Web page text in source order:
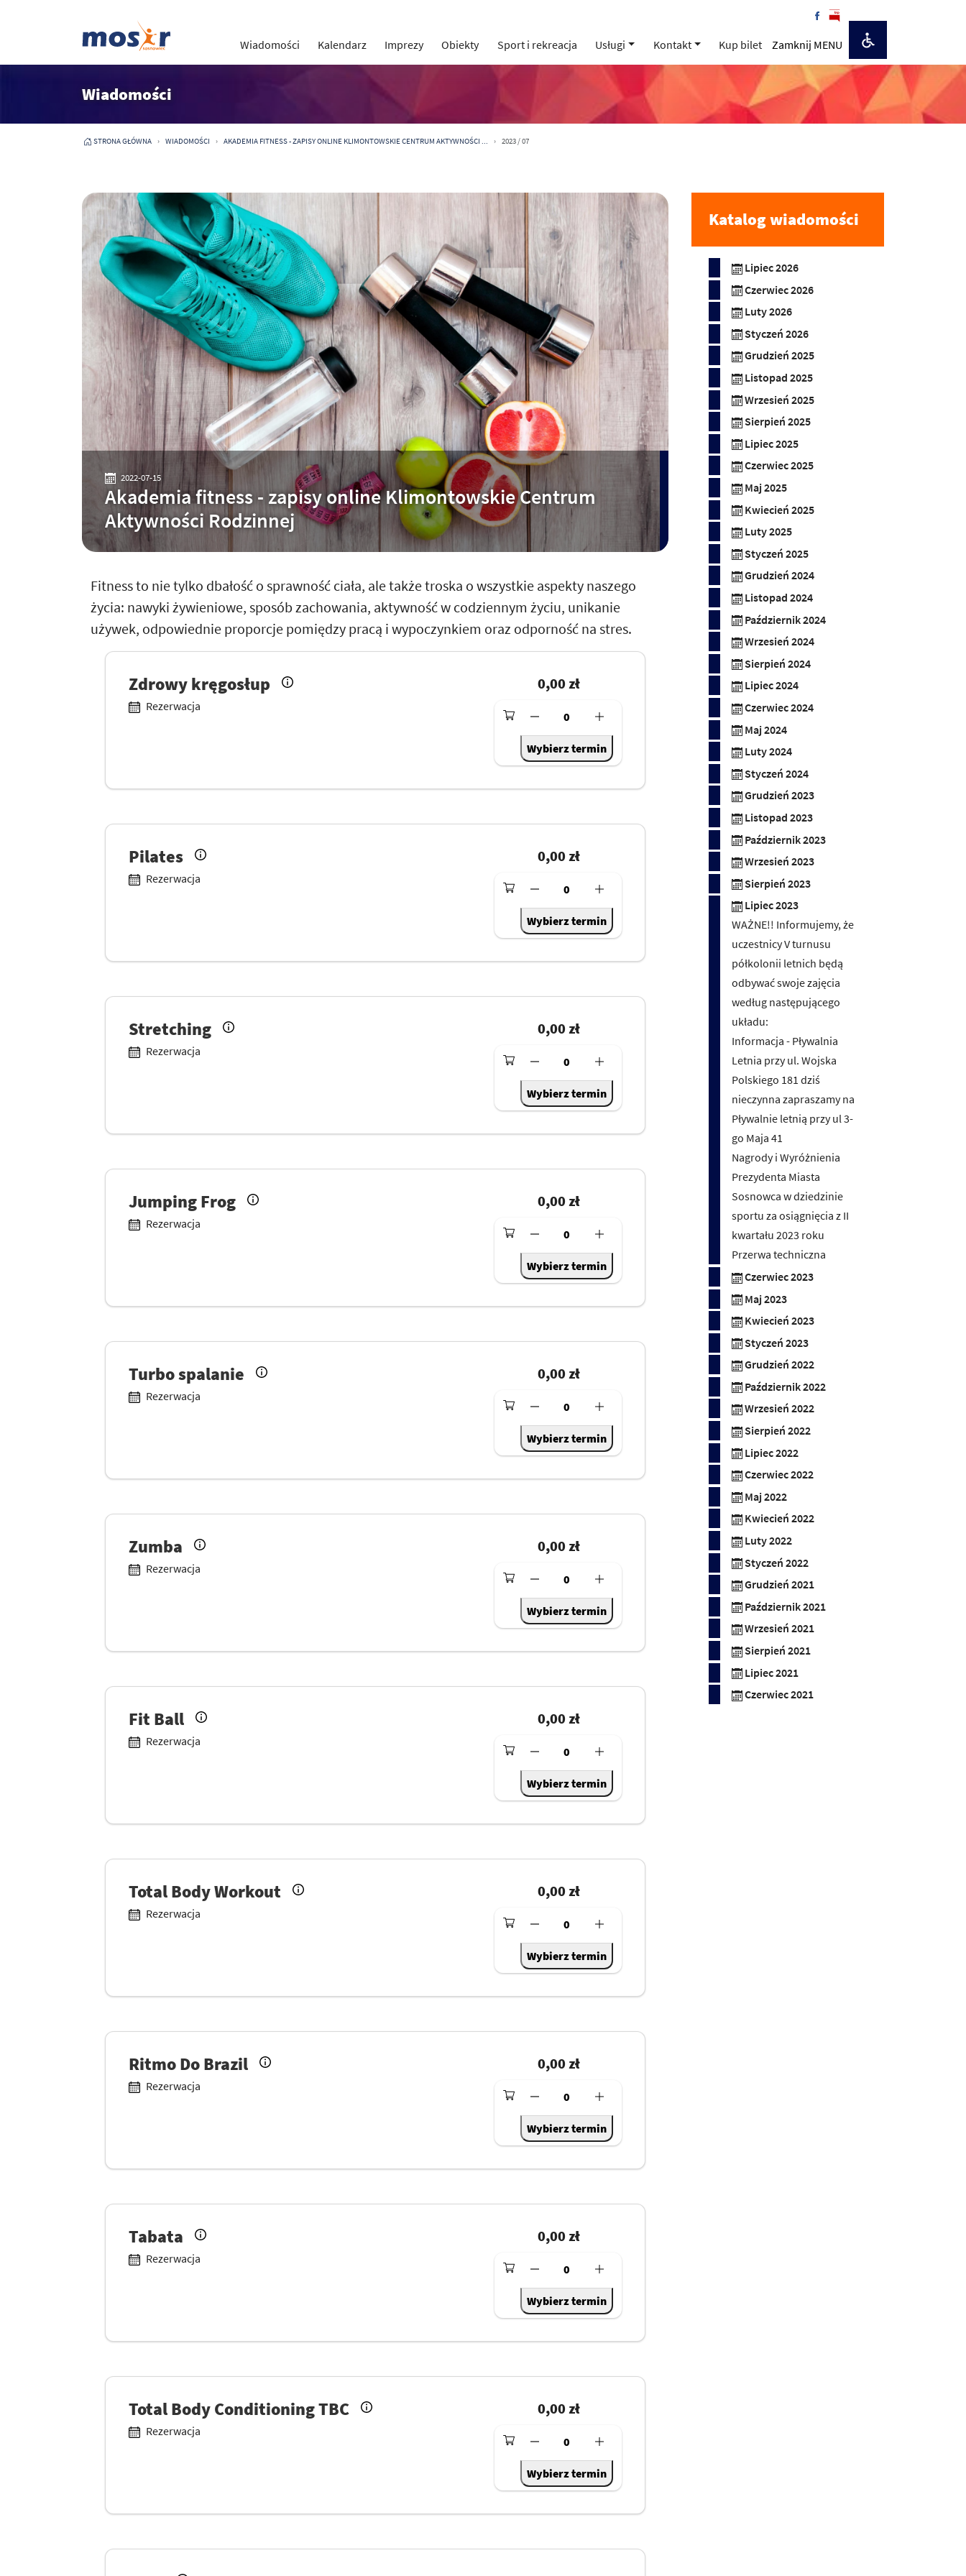
Wiadomości Kalendarz Imprezy Obiekty Sport i rekreacja Usługi Kontakt Kup bilet Zamknij MENU
Wiadomości
STRONA GŁÓWNA WIADOMOŚCI AKADEMIA FITNESS - ZAPISY ONLINE KLIMONTOWSKIE CENTRUM AKTYWNOŚCI ... 2023 / 07
2022-07-15
Akademia fitness - zapisy online Klimontowskie Centrum
Aktywności Rodzinnej
Fitness to nie tylko dbałość o sprawność ciała, ale także troska o wszystkie aspekty naszego
życia: nawyki żywieniowe, sposób zachowania, aktywność w codziennym życiu, unikanie
używek, odpowiednie proporcje pomiędzy pracą i wypoczynkiem oraz odporność na stres.
Zdrowy kręgosłup
Rezerwacja
0,00 zł
0
Wybierz termin
Pilates
Rezerwacja
0,00 zł
0
Wybierz termin
Stretching
Rezerwacja
0,00 zł
0
Wybierz termin
Jumping Frog
Rezerwacja
0,00 zł
0
Wybierz termin
Turbo spalanie
Rezerwacja
0,00 zł
0
Wybierz termin
Zumba
Rezerwacja
0,00 zł
0
Wybierz termin
Fit Ball
Rezerwacja
0,00 zł
0
Wybierz termin
Total Body Workout
Rezerwacja
0,00 zł
0
Wybierz termin
Ritmo Do Brazil
Rezerwacja
0,00 zł
0
Wybierz termin
Tabata
Rezerwacja
0,00 zł
0
Wybierz termin
Total Body Conditioning TBC
Rezerwacja
0,00 zł
0
Wybierz termin
Katalog wiadomości
Lipiec 2026
Czerwiec 2026
Luty 2026
Styczeń 2026
Grudzień 2025
Listopad 2025
Wrzesień 2025
Sierpień 2025
Lipiec 2025
Czerwiec 2025
Maj 2025
Kwiecień 2025
Luty 2025
Styczeń 2025
Grudzień 2024
Listopad 2024
Październik 2024
Wrzesień 2024
Sierpień 2024
Lipiec 2024
Czerwiec 2024
Maj 2024
Luty 2024
Styczeń 2024
Grudzień 2023
Listopad 2023
Październik 2023
Wrzesień 2023
Sierpień 2023
Lipiec 2023
WAŻNE!! Informujemy, że
uczestnicy V turnusu
półkolonii letnich będą
odbywać swoje zajęcia
według następującego
układu:
Informacja - Pływalnia
Letnia przy ul. Wojska
Polskiego 181 dziś
nieczynna zapraszamy na
Pływalnie letnią przy ul 3-
go Maja 41
Nagrody i Wyróżnienia
Prezydenta Miasta
Sosnowca w dziedzinie
sportu za osiągnięcia z II
kwartału 2023 roku
Przerwa techniczna
Czerwiec 2023
Maj 2023
Kwiecień 2023
Styczeń 2023
Grudzień 2022
Październik 2022
Wrzesień 2022
Sierpień 2022
Lipiec 2022
Czerwiec 2022
Maj 2022
Kwiecień 2022
Luty 2022
Styczeń 2022
Grudzień 2021
Październik 2021
Wrzesień 2021
Sierpień 2021
Lipiec 2021
Czerwiec 2021